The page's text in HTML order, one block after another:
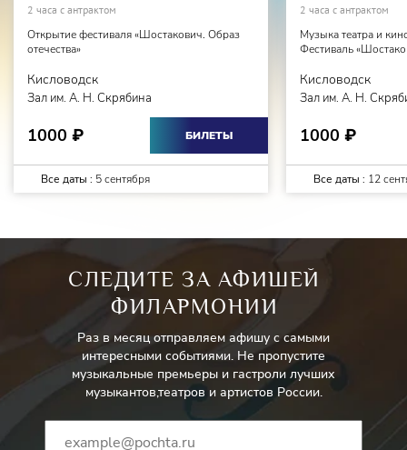
2 часа с антрактом
Открытие фестиваля «Шостакович. Образ
отечества»
Кисловодск
Зал им. А. Н. Скрябина
1000 ₽ БИЛЕТЫ
Все даты : 5 сентября
2 часа с антрактом
Музыка театра и
Фестиваль
Кисловодск
Зал им. А. Н.
1000 ₽
Все даты : 12
СЛЕДИТЕ ЗА АФИШЕЙ
ФИЛАРМОНИИ
Раз в месяц отправляем афишу с самыми
интересными событиями. Не пропустите
музыкальные премьеры и гастроли лучших
музыкантов,театров и артистов России.